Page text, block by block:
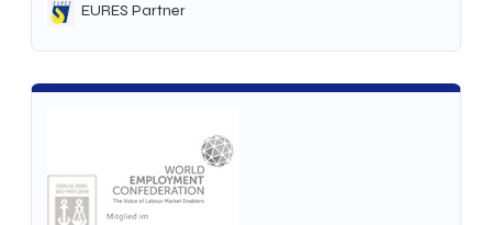
EURES Partner